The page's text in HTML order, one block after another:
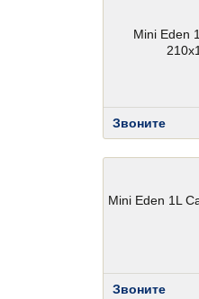
Mini Eden
Звоните
Mini Eden 1L
Звоните